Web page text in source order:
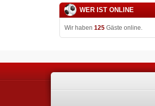
WER IST ONLINE
Wir haben 125Gäste online.